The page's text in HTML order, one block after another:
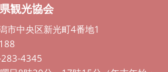
観光協会
市中央区新光町4番地1
4345